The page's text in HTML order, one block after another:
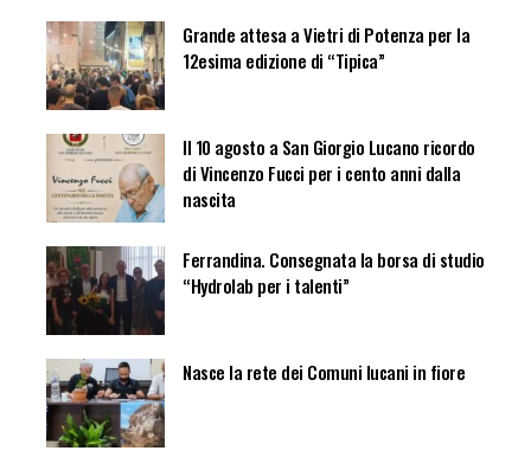
Grande attesa a Vietri di Potenza per la
12esima edizione di “Tipica”
Il 10 agosto a San Giorgio Lucano ricordo
di Vincenzo Fucci per i cento anni dalla
nascita
Ferrandina. Consegnata la borsa di studio
“Hydrolab per i talenti”
Nasce la rete dei Comuni lucani in fiore